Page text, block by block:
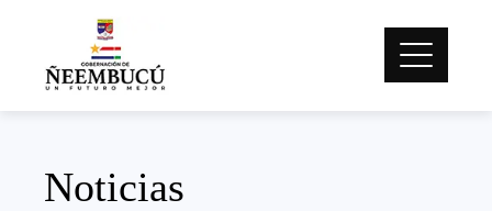
Noticias